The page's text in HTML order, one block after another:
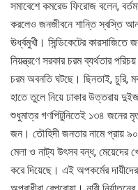
সমাবেশে কমরেড ফিরোজ বলেন,
করলেও জনজীবনে শান্তি স্বস্তি
ঊর্ধ্বমুখী। সিন্ডিকেটের কারসাজিতে
নিয়ন্ত্রণে সরকার চরম ব্যর্থতার
চরম অবনতি ঘটছে। ছিনতাই, চুরি,
হাতে তুলে নিয়ে ঢাকার উত্তরায়
শুধুমাত্র গণপিটুনিতেই ১৩৪ জনের
জন। তৌহিদী জনতার নামে প্রায়
মেলা ও নাট্য উৎসব বন্ধ, মেয়েদের
করে দিয়েছে। এই অপকর্মের